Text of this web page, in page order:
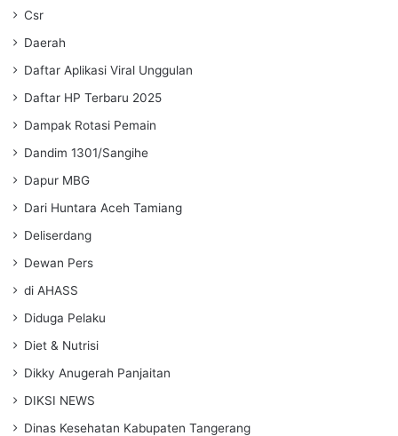
Csr
Daerah
Daftar Aplikasi Viral Unggulan
Daftar HP Terbaru 2025
Dampak Rotasi Pemain
Dandim 1301/Sangihe
Dapur MBG
Dari Huntara Aceh Tamiang
Deliserdang
Dewan Pers
di AHASS
Diduga Pelaku
Diet & Nutrisi
Dikky Anugerah Panjaitan
DIKSI NEWS
Dinas Kesehatan Kabupaten Tangerang